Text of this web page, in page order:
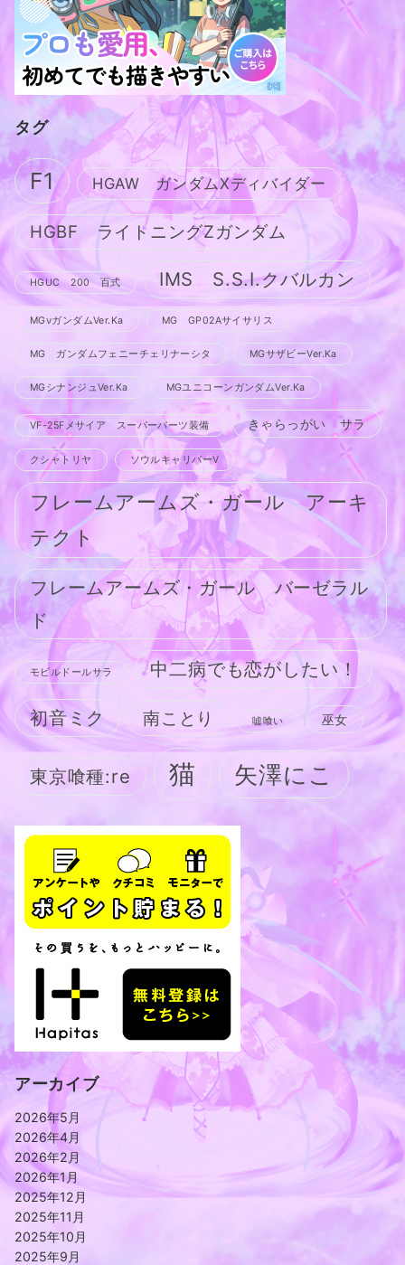
タグ
F1 HGAW ガンダムXディバイダー
HGBF ライトニングZガンダム
HGUC 200 百式 IMS S.S.I.クバルカン
MGνガンダムVer.Ka MG GP02Aサイサリス
MG ガンダムフェニーチェリナーシタ MGサザビーVer.Ka
MGシナンジュVer.Ka MGユニコーンガンダムVer.Ka
VF-25Fメサイア スーパーパーツ装備 きゃらっがい サラ
クシャトリヤ ソウルキャリバーV
フレームアームズ・ガール アーキ
テクト
フレームアームズ・ガール バーゼラル
ド
モビルドールサラ 中二病でも恋がしたい！
初音ミク 南ことり 嘘喰い 巫女
東京喰種:re 猫 矢澤にこ
アーカイブ
2026年5月
2026年4月
2026年2月
2026年1月
2025年12月
2025年11月
2025年10月
2025年9月